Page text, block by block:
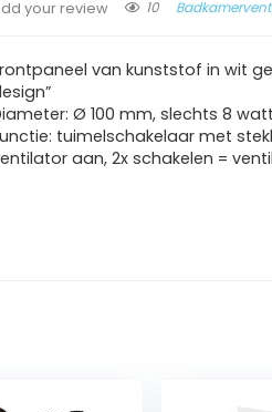
your review 10
van kunststof in wit
Ø 100 mm, slechts 8
tuimelschakelaar met
aan, 2x schakelen =